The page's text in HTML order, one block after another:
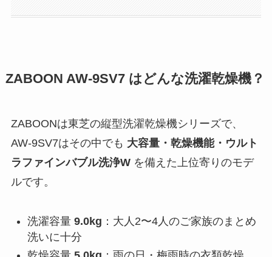
ZABOON AW-9SV7 はどんな洗濯乾燥機？
ZABOONは東芝の縦型洗濯乾燥機シリーズで、
AW-9SV7はその中でも 大容量・乾燥機能・ウルト
ラファインバブル洗浄Wを備えた上位寄りのモデ
ルです。
洗濯容量 9.0kg ：大人2〜4人のご家族のまとめ
洗いに十分